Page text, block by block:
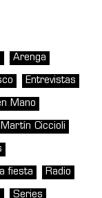
Arenga
Entrevistas
Mano
Martín Ciccioli
fiesta Radio
Series